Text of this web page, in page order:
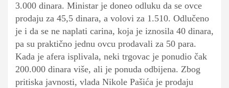
3.000 dinara. Ministar je doneo odluku da se ovce
prodaju za 45,5 dinara, a volovi za 1.510. Odlučeno
je i da se ne naplati carina, koja je iznosila 40 dinara,
pa su praktično jednu ovcu prodavali za 50 para.
Kada je afera isplivala, neki trgovac je ponudio čak
200.000 dinara više, ali je ponuda odbijena. Zbog
pritiska javnosti, vlada Nikole Pašića je prodaju